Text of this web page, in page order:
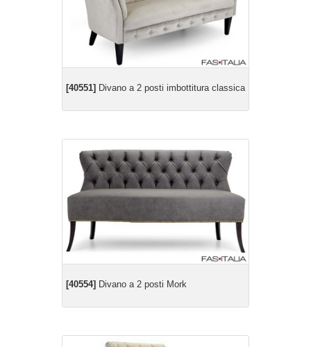
[40551] Divano a 2 posti imbottitura classica
[40554] Divano a 2 posti Mork